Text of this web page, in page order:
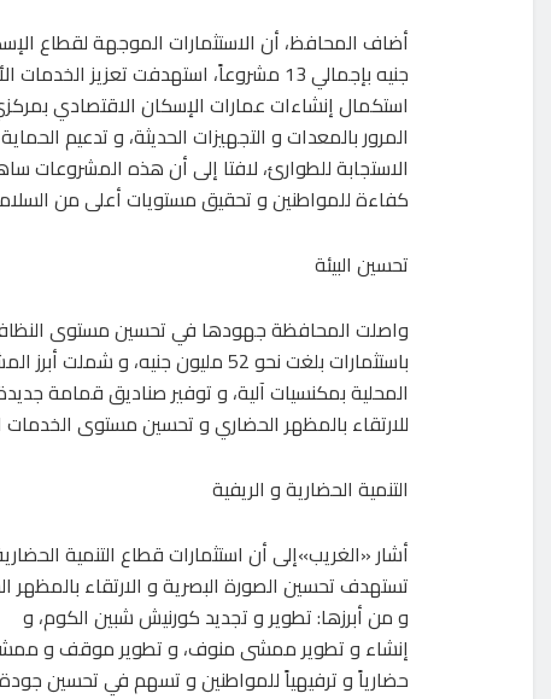
جنيه بإجمالي 13 مشروعاً، استهدفت تعزيز الخدمات الأساسية و تحسين مستوى المرافق العامة، و من أهم المشروعات:
استكمال إنشاءات عمارات الإسكان الاقتصادي
المرور بالمعدات و التجهيزات الحديثة، و تدعيم
الاستجابة للطوارئ، لافتا إلى أن هذه المشروعات
كفاءة للمواطنين و تحقيق مستويات أعلى من
تحسين البيئة
واصلت المحافظة جهودها في تحسين مستوى
باستثمارات بلغت نحو 52 مليون
المحلية بمكنسيات آلية، و توفير صناديق قمامة
للارتقاء بالمظهر الحضاري و تحسين مستوى الخدمات
التنمية الحضارية و الريفية
تستهدف تحسين الصورة البصرية و الارتقاء بالمظهر
و من أبرزها: تطوير و تجديد كورنيش شبين الكوم، و
إنشاء و تطوير ممشى منوف، و تطوير موقف و
حضارياً و ترفيهياً للمواطنين و تسهم في تحسين جودة